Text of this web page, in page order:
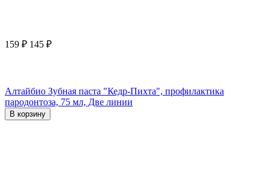
159 ₽ 145 ₽
Алтайбио Зубная паста "Кедр-Пихта", профилактика
пародонтоза, 75 мл, Две линии
В корзину